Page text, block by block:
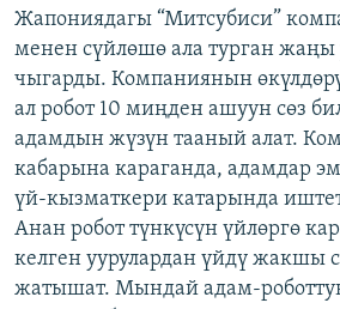
БИЗ ЖАНА ДҮЙНӨ
ДАНИСТЕ
ЭЖЕ-СИҢДИЛЕР
АЗАТТЫК+
ЫҢГАЙСЫЗ СУРООЛОР
Русский
ОНЛАЙН ШЕРИНЕ
ЭЕ/АРнун бардык сайттары
Жапониядагы “Митсубиси”
менен сүйлөшө ала турган жаңы
чыгарды. Компаниянын
ал робот 10 миңден ашуун сөз
адамдын жүзүн тааный алат.
кабарына караганда, адамдар
үй-кызматкери катарында
Анан робот түнкүсүн үйлөргө
келген уурулардан үйдү жакшы
жатышат. Мындай адам-